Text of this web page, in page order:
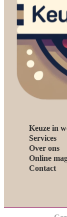
Keuze in
Services
Over ons
Online
Contact